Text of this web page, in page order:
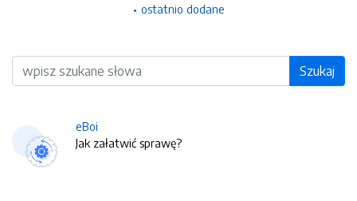
ostatnio dodane
Wyszukiwarka Szukaj
eBoi
Jak załatwić sprawę?